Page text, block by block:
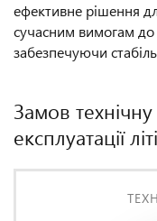
ефективне рішення
сучасним вимогам до
забезпечуючи
Замов
експлуатації